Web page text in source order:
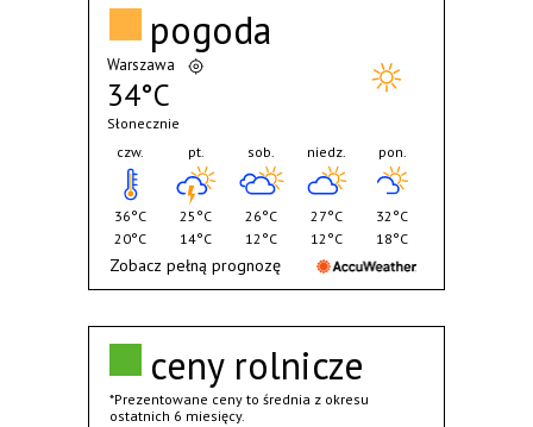
ceny rolnicze
*Prezentowane ceny to średnia z okresu
ostatnich 6 miesięcy.
pogoda
Warszawa
34°C
Słonecznie
czw.
36°C
20°C
pt.
25°C
14°C
sob.
26°C
12°C
niedz.
27°C
12°C
pon.
32°C
18°C
Zobacz pełną prognozę